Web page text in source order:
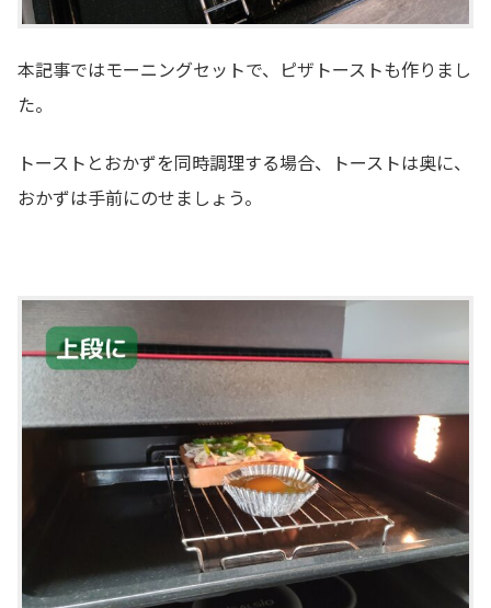
本記事ではモーニングセットで、ピザトーストも作りまし
た。
トーストとおかずを同時調理する場合、トーストは奥に、
おかずは手前にのせましょう。